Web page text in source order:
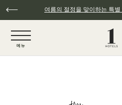
주요 콘텐츠로 건너뛰기
여름의 절정을 맞이하는 특
메뉴